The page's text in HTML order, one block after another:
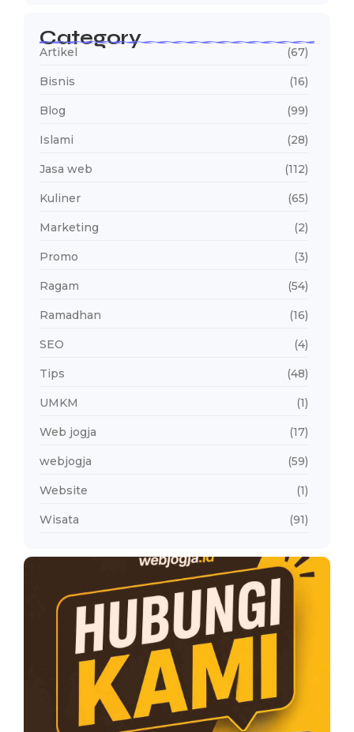
Category
Artikel (67)
Bisnis (16)
Blog (99)
Islami (28)
Jasa web (112)
Kuliner (65)
Marketing (2)
Promo (3)
Ragam (54)
Ramadhan (16)
SEO (4)
Tips (48)
UMKM (1)
Web jogja (17)
webjogja (59)
Website (1)
Wisata (91)